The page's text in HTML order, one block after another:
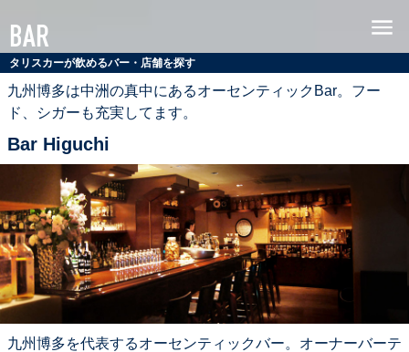
グ
ル
モ
ス
ッ
チ
ウ
イ
ス
ー
BAR
タリスカーが飲めるバー・店舗を探す
九州博多は中洲の真中にあるオーセンティックBar。フー
ド、シガーも充実してます。
Bar Higuchi
九州博多を代表するオーセンティックバー。オーナーバーテ